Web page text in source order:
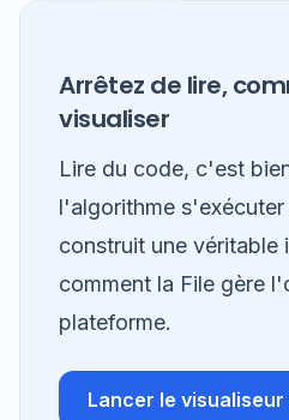
Arrêtez de lire,
visualiser
Lire du code, c'est
l'algorithme s'exécuter
construit une véritable
comment la File gère
plateforme.
Lancer le